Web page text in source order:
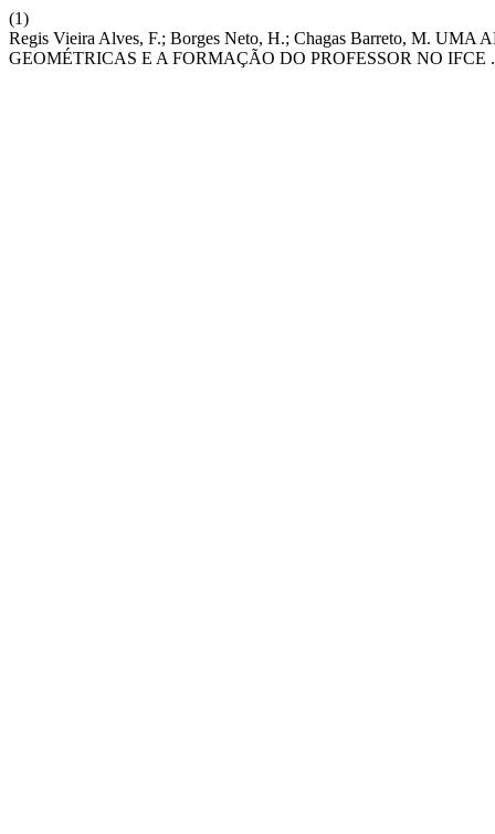
(1)
Regis Vieira Alves, F.; Borges Neto, H.; Chagas Barreto, M.
GEOMÉTRICAS E A FORMAÇÃO DO PROFESSOR NO IFCE